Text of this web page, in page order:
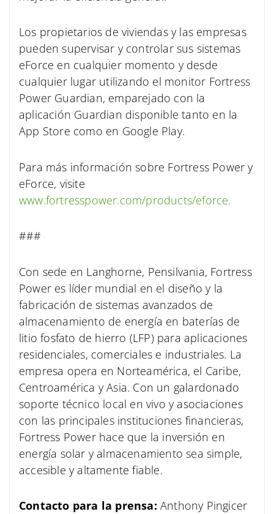
Los propietarios de viviendas y las empresas
pueden supervisar y controlar sus sistemas
eForce en cualquier momento y desde
cualquier lugar utilizando el monitor Fortress
Power Guardian, emparejado con la
aplicación Guardian disponible tanto en la
App Store como en Google Play.
Para más información sobre Fortress Power y
eForce, visite
www.fortresspower.com/products/eforce.
###
Con sede en Langhorne, Pensilvania, Fortress
Power es líder mundial en el diseño y la
fabricación de sistemas avanzados de
almacenamiento de energía en baterías de
litio fosfato de hierro (LFP) para aplicaciones
residenciales, comerciales e industriales. La
empresa opera en Norteamérica, el Caribe,
Centroamérica y Asia. Con un galardonado
soporte técnico local en vivo y asociaciones
con las principales instituciones financieras,
Fortress Power hace que la inversión en
energía solar y almacenamiento sea simple,
accesible y altamente fiable.
Contacto para la prensa: Anthony Pingicer